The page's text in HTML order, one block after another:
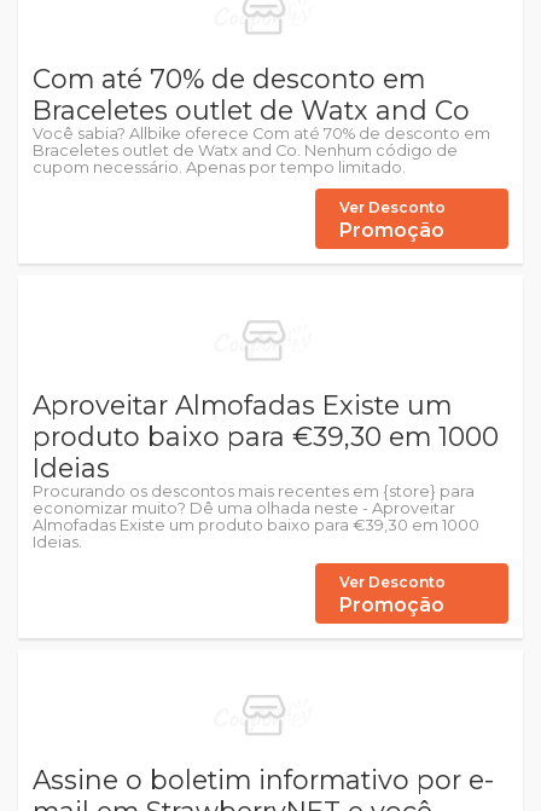
Com até 70% de desconto em
Braceletes outlet de Watx and Co
Você sabia? Allbike oferece Com até 70% de desconto em
Braceletes outlet de Watx and Co. Nenhum código de
cupom necessário. Apenas por tempo limitado.
Ver Desconto
Promoção
Aproveitar Almofadas Existe um
produto baixo para €39,30 em 1000
Ideias
Procurando os descontos mais recentes em {store} para
economizar muito? Dê uma olhada neste - Aproveitar
Almofadas Existe um produto baixo para €39,30 em 1000
Ideias.
Ver Desconto
Promoção
Assine o boletim informativo por e-